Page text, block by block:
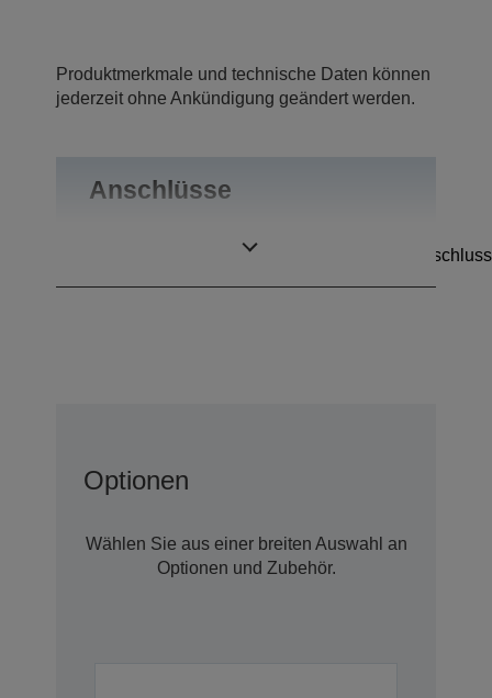
Produktmerkmale und technische Daten können
jederzeit ohne Ankündigung geändert werden.
Anschlüsse
Kassenschubladenanschluss
Optionen
Wählen Sie aus einer breiten Auswahl an
Optionen und Zubehör.